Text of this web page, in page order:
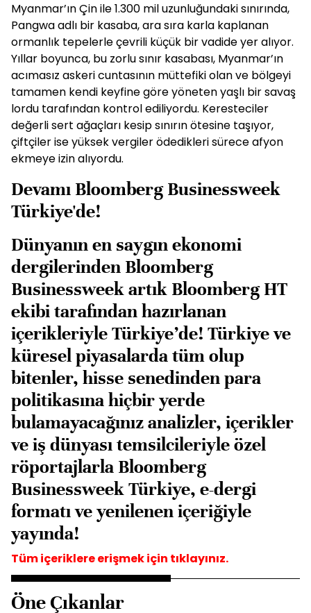
Myanmar’ın Çin ile 1.300 mil uzunluğundaki sınırında,
Pangwa adlı bir kasaba, ara sıra karla kaplanan
ormanlık tepelerle çevrili küçük bir vadide yer alıyor.
Yıllar boyunca, bu zorlu sınır kasabası, Myanmar’ın
acımasız askeri cuntasının müttefiki olan ve bölgeyi
tamamen kendi keyfine göre yöneten yaşlı bir savaş
lordu tarafından kontrol ediliyordu. Keresteciler
değerli sert ağaçları kesip sınırın ötesine taşıyor,
çiftçiler ise yüksek vergiler ödedikleri sürece afyon
ekmeye izin alıyordu.
Devamı Bloomberg Businessweek
Türkiye'de!
Dünyanın en saygın ekonomi
dergilerinden Bloomberg
Businessweek artık Bloomberg HT
ekibi tarafından hazırlanan
içerikleriyle Türkiye’de! Türkiye ve
küresel piyasalarda tüm olup
bitenler, hisse senedinden para
politikasına hiçbir yerde
bulamayacağınız analizler, içerikler
ve iş dünyası temsilcileriyle özel
röportajlarla Bloomberg
Businessweek Türkiye, e-dergi
formatı ve yenilenen içeriğiyle
yayında!
Tüm içeriklere erişmek için tıklayınız.
Öne Çıkanlar